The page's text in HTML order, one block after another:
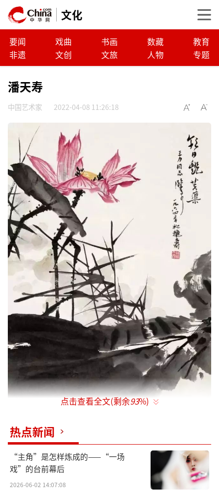
文化
要闻 戏曲 书画 数藏
教育
非遗
文创 文旅 人物 专题
潘天寿
中国艺术家 2022-04-08 11:26:18
艺术需要热闹，更需要寂寞，一种忘我的
寂寞。心中常备一蒲团，时常独坐一会儿，悠
远悠远。
点击查看全文(剩余93%)
热点新闻
“主角”是怎样炼成的——“一场
戏”的台前幕后
2026-06-02 14:07:08